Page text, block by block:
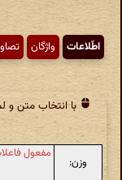
اطّلاعات واژگان
با انتخاب متن و
وزن:
مفعول